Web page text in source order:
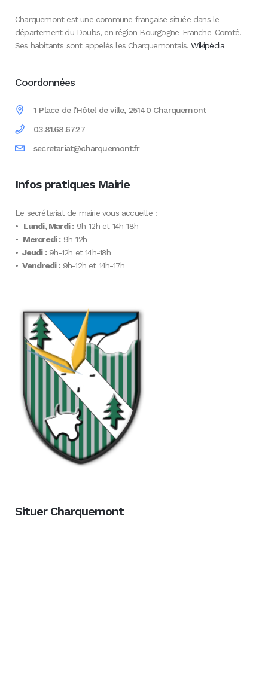
Charquemont est une commune française située dans le
département du Doubs, en région Bourgogne-Franche-Comté.
Ses habitants sont appelés les Charquemontais.Wikipédia
Coordonnées
1 Place de l'Hôtel de ville, 25140 Charquemont
03.81.68.67.27
secretariat@charquemont.fr
Infos pratiques Mairie
Le secrétariat de mairie vous accueille :
• Lundi, Mardi :9h-12h et 14h-18h
• Mercredi :9h-12h
• Jeudi :9h-12h et 14h-18h
• Vendredi :9h-12h et 14h-17h
Situer Charquemont